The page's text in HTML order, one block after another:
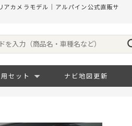
カメラモデル｜アルパイン公式直販サ
セット ナビ地図更新